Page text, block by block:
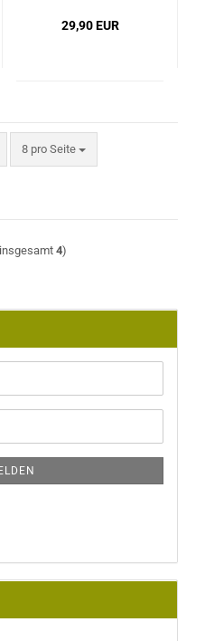
29,90 EUR
8 pro Seite
pro Seite
4)